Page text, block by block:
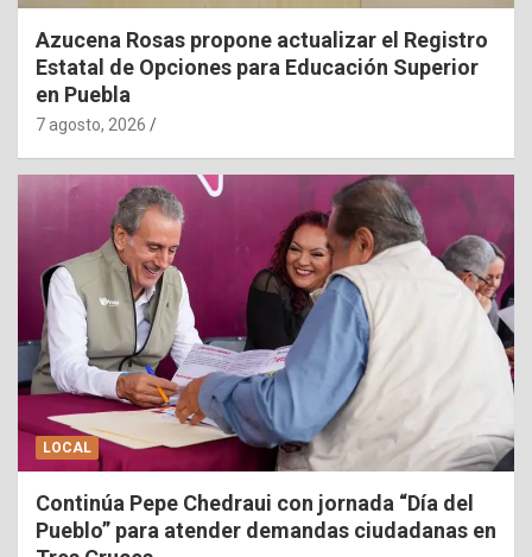
Azucena Rosas propone actualizar el Registro
Estatal de Opciones para Educación Superior
en Puebla
7 agosto, 2026
LOCAL
Continúa Pepe Chedraui con jornada “Día del
Pueblo” para atender demandas ciudadanas en